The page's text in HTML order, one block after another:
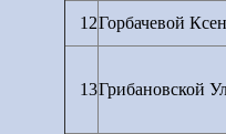
12Горбачевой
13Грибановской